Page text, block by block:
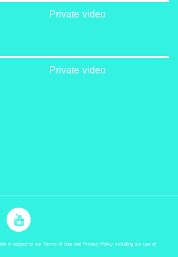
Private video
Private video
is subject to our Terms of Use and Privacy Policy including our use of